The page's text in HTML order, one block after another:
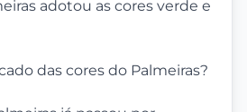
adotou as cores verde e
das cores do Palmeiras?